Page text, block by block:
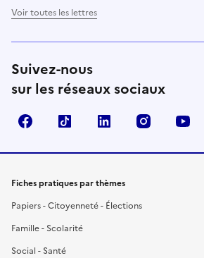
Voir toutes les lettres
Suivez-nous
sur les réseaux sociaux
FacebookTikTok LinkedIn Instagram
Fiches pratiques par thèmes
Papiers - Citoyenneté - Élections
Famille - Scolarité
Social - Santé